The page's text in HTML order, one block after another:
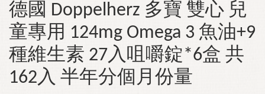
德國 Doppelherz 多寶 雙心 兒
童專用 124mg Omega 3 魚油+9
種維生素 27入咀嚼錠*6盒 共
162入 半年分個月份量